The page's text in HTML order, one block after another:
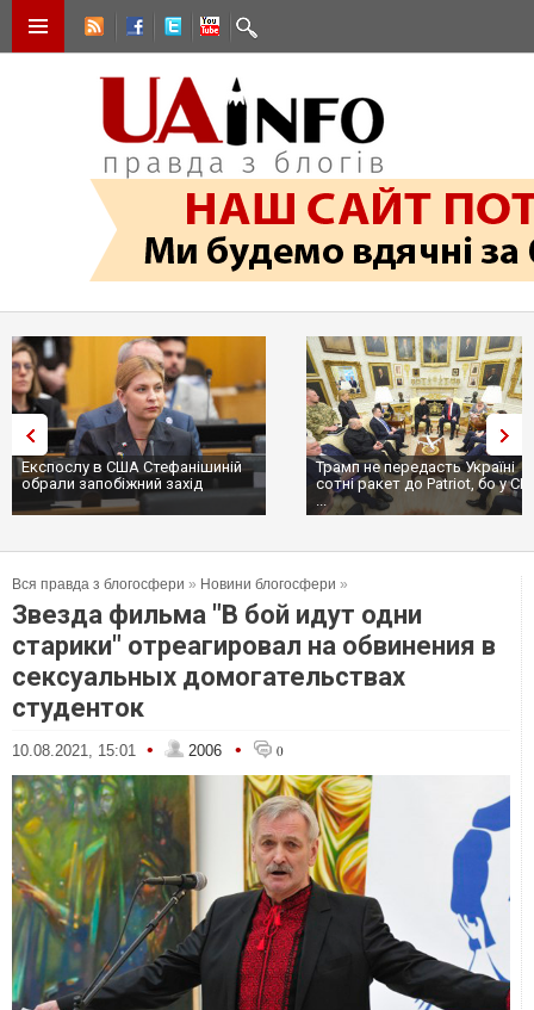
Експослу в США Стефанішиній
обрали запобіжний захід
Трамп не передасть Україні
сотні ракет до Patriot, бо у
...
Вся правда з блогосфери » Новини блогосфери »
Звезда фильма "В бой идут одни
старики" отреагировал на обвинения в
сексуальных домогательствах
студенток
10.08.2021, 15:01 • 2006 • 0